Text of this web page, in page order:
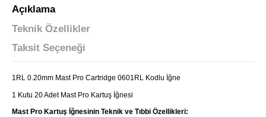
Açıklama
Teknik Özellikler
Taksit Seçeneği
1RL 0.20mm Mast Pro Cartridge 0601RL Kodlu İğne
1 Kutu 20 Adet Mast Pro Kartuş İğnesi
Mast Pro Kartuş İğnesinin Teknik ve Tıbbi Özellikleri: